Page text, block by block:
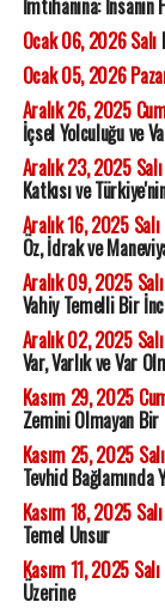
İmtihanına:
Ocak 06, 2026 Salı
Ocak 05, 2026
Aralık 26, 2025
İçsel Yolculuğu ve
Aralık 23, 2025 Salı
Katkısı ve
Aralık 16, 2025 Salı
Öz, İdrak ve
Aralık 09, 2025 Salı
Vahiy Temelli Bir
Aralık 02, 2025 Salı
Var, Varlık ve Var
Kasım 29, 2025
Zemini Olmayan
Kasım 25, 2025 Salı
Tevhid
Kasım 18, 2025 Salı
Temel Unsur
Kasım 11, 2025 Salı
Üzerine